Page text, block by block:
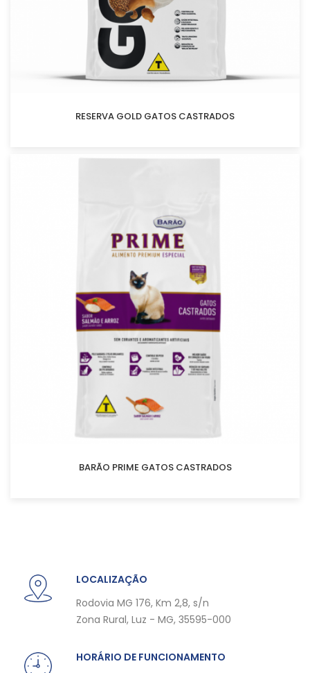
RESERVA GOLD GATOS CASTRADOS
BARÃO PRIME GATOS CASTRADOS
LOCALIZAÇÃO
Rodovia MG 176, Km 2,8, s/n
Zona Rural, Luz - MG, 35595-000
HORÁRIO DE FUNCIONAMENTO